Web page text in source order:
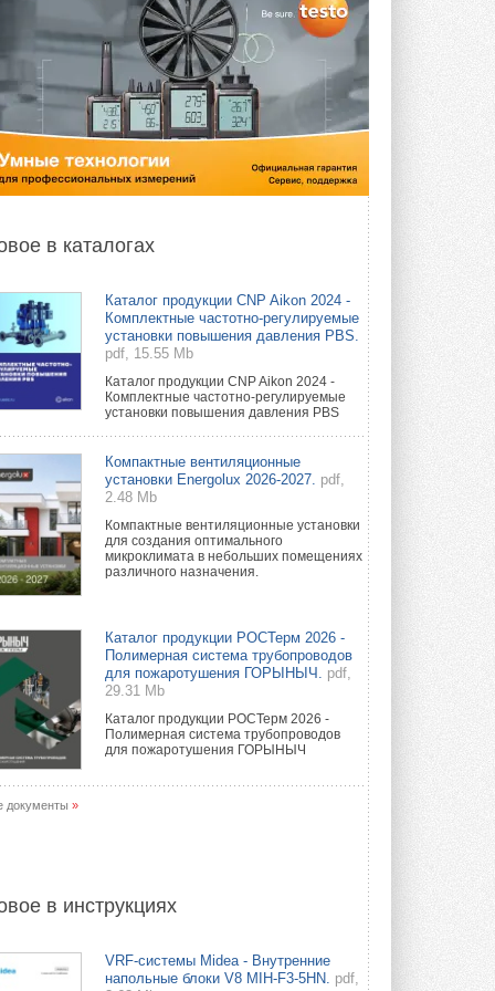
в каталогах
Каталог продукции CNP Aikon 2024 -
Комплектные частотно-регулируемые
установки повышения давления PBS.
pdf, 15.55 Mb
Каталог продукции CNP Aikon 2024 -
Комплектные частотно-регулируемые
установки повышения давления PBS
Компактные вентиляционные
установки Energolux 2026-2027. pdf,
2.48 Mb
Компактные вентиляционные установки
для создания оптимального
микроклимата в небольших помещениях
различного назначения.
Каталог продукции РОСТерм 2026 -
Полимерная система трубопроводов
для пожаротушения ГОРЫНЫЧ.
pdf,
29.31 Mb
Каталог продукции РОСТерм 2026 -
Полимерная система трубопроводов
для пожаротушения ГОРЫНЫЧ
документы »
в инструкциях
VRF-системы Midea - Внутренние
напольные блоки V8 MIH-F3-5HN. pdf,